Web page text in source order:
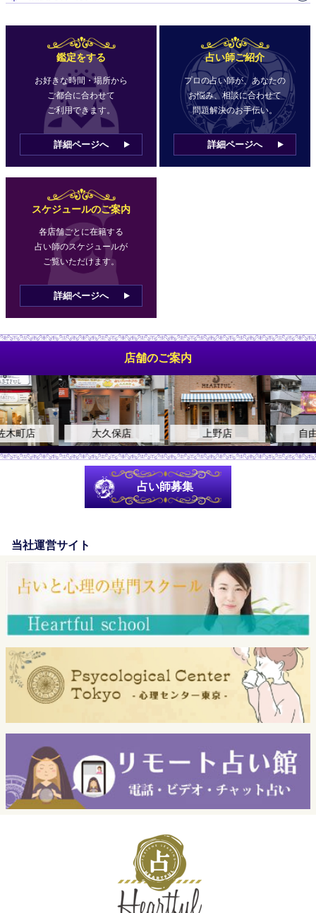
鑑定をする
お好きな時間・場所から
ご都合に合わせて
ご利用できます。
詳細ページへ
占い師ご紹介
プロの占い師が、あなたの
お悩み、相談に合わせて
問題解決のお手伝い。
詳細ページへ
スケジュールのご案内
各店舗ごとに在籍する
占い師のスケジュールが
ご覧いただけます。
詳細ページへ
店舗のご案内
大久保店 上野店 自由が丘店
占い師募集
当社運営サイト